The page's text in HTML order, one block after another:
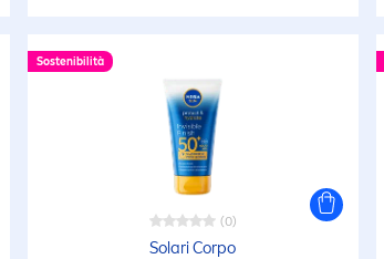
Sostenibilità
(0)
Solari Corpo